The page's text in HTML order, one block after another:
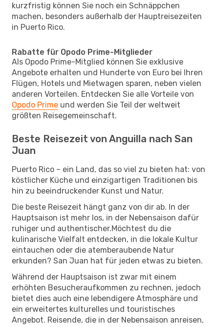
kurzfristig können Sie noch ein Schnäppchen
machen, besonders außerhalb der Hauptreisezeiten
in Puerto Rico.
Rabatte für Opodo Prime-Mitglieder
Als Opodo Prime-Mitglied können Sie exklusive
Angebote erhalten und Hunderte von Euro bei Ihren
Flügen, Hotels und Mietwagen sparen, neben vielen
anderen Vorteilen. Entdecken Sie alle Vorteile von
Opodo Prime und werden Sie Teil der weltweit
größten Reisegemeinschaft.
Beste Reisezeit von Anguilla nach San
Juan
Puerto Rico – ein Land, das so viel zu bieten hat: von
köstlicher Küche und einzigartigen Traditionen bis
hin zu beeindruckender Kunst und Natur.
Die beste Reisezeit hängt ganz von dir ab. In der
Hauptsaison ist mehr los, in der Nebensaison dafür
ruhiger und authentischer.Möchtest du die
kulinarische Vielfalt entdecken, in die lokale Kultur
eintauchen oder die atemberaubende Natur
erkunden? San Juan hat für jeden etwas zu bieten.
Während der Hauptsaison ist zwar mit einem
erhöhten Besucheraufkommen zu rechnen, jedoch
bietet dies auch eine lebendigere Atmosphäre und
ein erweitertes kulturelles und touristisches
Angebot. Reisende, die in der Nebensaison anreisen,